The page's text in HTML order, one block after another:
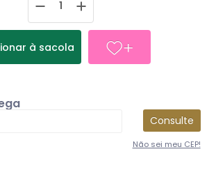
à sacola
Consulte
Não sei meu CEP!